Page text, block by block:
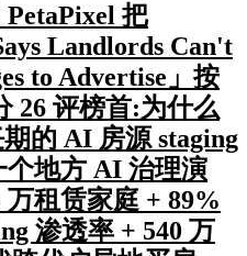
PetaPixel 把
Landlords Can't
to Advertise」按
26 评榜首:为什么
的 AI 房源 staging
地方 AI 治理演
租赁家庭 + 89%
渗透率 + 540 万